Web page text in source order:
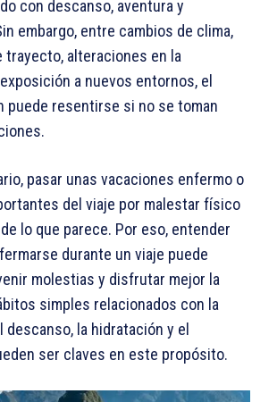
con descanso, aventura y
embargo, entre cambios de clima,
trayecto, alteraciones en la
a nuevos entornos, el
puede resentirse si no se toman
pasar unas vacaciones enfermo o
del viaje por malestar físico
lo que parece. Por eso, entender
durante un viaje puede
molestias y disfrutar mejor la
simples relacionados con la
descanso, la hidratación y el
ser claves en este propósito.